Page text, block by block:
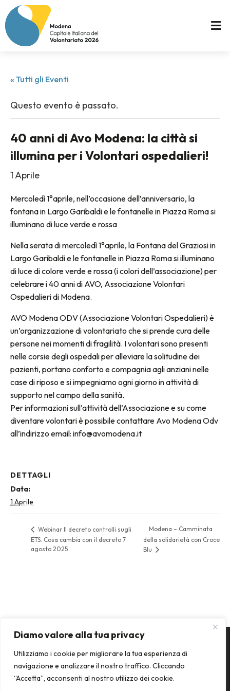
Diamo valore alla tua privacy
Utilizziamo i cookie per migliorare la tua esperienza di
navigazione e analizzare il nostro traffico. Cliccando
“Accetta”, acconsenti al nostro utilizzo dei cookie.
« Tutti gli Eventi
Questo evento è passato.
40 anni di Avo Modena: la città si
illumina per i Volontari ospedalieri!
1 Aprile
Mercoledì 1°aprile, nell’occasione dell’anniversario, la
fontana in Largo Garibaldi e le fontanelle in Piazza Roma si
illuminano di luce verde e rossa
Nella serata di mercoledì 1°aprile, la Fontana del Graziosi in
Largo Garibaldi e le fontanelle in Piazza Roma si illuminano
di luce di colore verde e rossa (i colori dell’associazione) per
celebrare i 40 anni di AVO, Associazione Volontari
Ospedalieri di Modena.
AVO Modena ODV (Associazione Volontari Ospedalieri) è
un’organizzazione di volontariato che si prende cura delle
persone nei momenti di fragilità. I volontari sono presenti
nelle corsie degli ospedali per alleviare la solitudine dei
pazienti, portano conforto e compagnia agli anziani nelle
case di riposo e si impegniamo ogni giorno in attività di
supporto nel campo della sanità.
Per informazioni sull’attività dell’Associazione e su come
diventare volontari è possibile contattare Avo Modena Odv
all’indirizzo email: info@avomodena.it
DETTAGLI
Data:
1 Aprile
Webinar Il decreto controlli sugli
ETS. Cosa cambia con il decreto 7
agosto 2025
Modena – Camminata
della solidarietà con Croce
Blu